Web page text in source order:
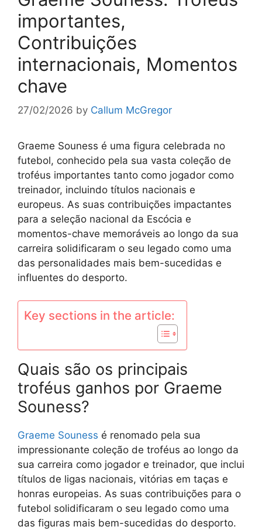
importantes,
Contribuições
internacionais, Momentos
chave
27/02/2026 by Callum McGregor
Graeme Souness é uma figura celebrada no
futebol, conhecido pela sua vasta coleção de
troféus importantes tanto como jogador como
treinador, incluindo títulos nacionais e
europeus. As suas contribuições impactantes
para a seleção nacional da Escócia e
momentos-chave memoráveis ao longo da sua
carreira solidificaram o seu legado como uma
das personalidades mais bem-sucedidas e
influentes do desporto.
Key sections in the article:
Quais são os principais
troféus ganhos por Graeme
Souness?
Graeme Souness é renomado pela sua
impressionante coleção de troféus ao longo da
sua carreira como jogador e treinador, que inclui
títulos de ligas nacionais, vitórias em taças e
honras europeias. As suas contribuições para o
futebol solidificaram o seu legado como uma
das figuras mais bem-sucedidas do desporto.